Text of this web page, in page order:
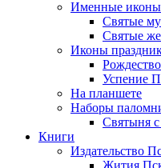
Именные иконы
Святые
Святые
Иконы
Успение
На планшете
Наборы
Святыня
Книги
Издательство
Жития